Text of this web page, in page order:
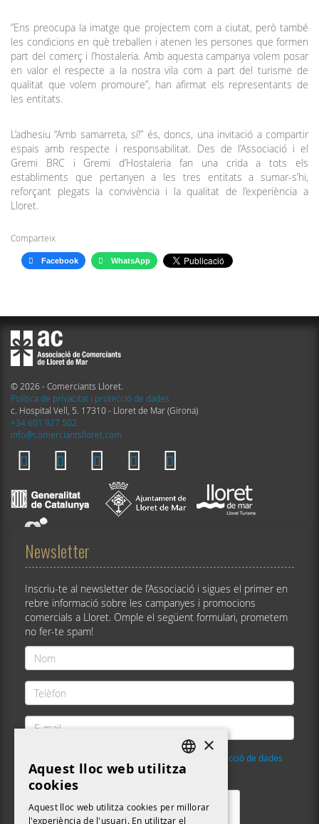
“Ens preocupa la imatge que projectem com a ciutat, però també
les condicions en què treballen i atenen les persones que formen
part del comerç i l’hostaleria. Amb aquesta campanya volem posar
en valor el respecte a la nostra vila com a part del turisme de
qualitat que volem promoure”, han afirmat els representants de
les entitats.
L’adhesiu “Amb samarreta, sí!” és, doncs, una invitació a compartir
espais amb respecte i responsabilitat. Des de l’Associació i el
Gremi BRC i Gremi d’Hostaleria fan una crida a tots els
establiments que pertanyen a les tres entitats a sumar-s’hi,
reforçant plegats la convivència i la qualitat de l’experiència a
Lloret.
Comparteix
Facebook WhatsApp
© 2026 - Comerciants Lloret.
Política de privacitat i protecció de dades
c. Hospital Vell, 5. 17310 - Lloret de Mar (Girona)
+34 601 927 502
info@comerciantslloret.com
Newsletter
Inscriu-te al newsletter de l’Associació i sigues el primer en
rebre informació sobre les campanyes i promocions
comercials a Lloret. Omple el següent formulari, prometem
no fer-te spam!
Nom
*
Telèfon
*
E-
Política de privacitat i protecció de dades
Validació DEFAULT LANGUAGE
×
Aquest lloc web utilitza
cookies
Aquest lloc web utilitza cookies per millorar
l'experiència de l'usuari. En utilitzar el